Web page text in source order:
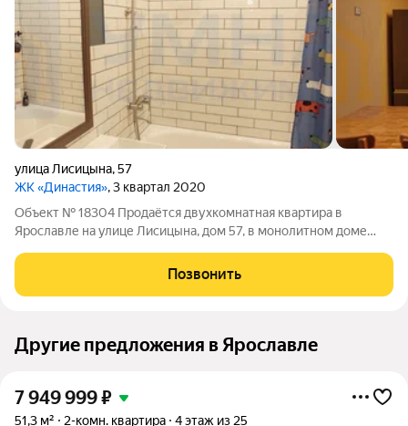
улица Лисицына,57
ЖК «Династия», 3 квартал 2020
Объект № 18304 Продаётся двухкомнатная квартира в
Ярославле на улице Лисицына, дом 57, в монолитном доме
площадь 63 кв.м., высота потолков 2,75 м. Комнаты 19 и 13
кв.м., кухня-гостиная 15
Позвонить
Другие предложения в Ярославле
7 949 999₽
51,3 м² 2-комн. квартира 4 этаж из 25